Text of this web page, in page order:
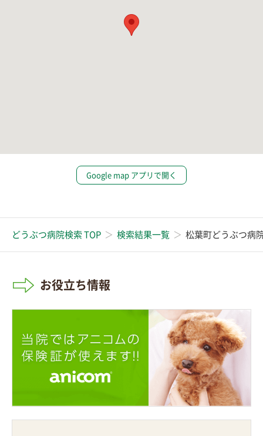
Google map アプリで開く
どうぶつ病院検索 TOP 検索結果一覧 松葉町どうぶつ病
お役立ち情報